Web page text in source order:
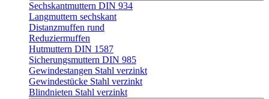
Sechskantmuttern DIN 934
Langmuttern sechskant
Distanzmuffen rund
Reduziermuffen
Hutmuttern DIN 1587
Sicherungsmuttern DIN 985
Gewindestangen Stahl verzinkt
Gewindestücke Stahl verzinkt
Blindnieten Stahl verzinkt